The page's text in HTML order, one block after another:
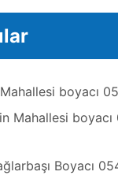
boyacı
Mahallesi
Boyacı